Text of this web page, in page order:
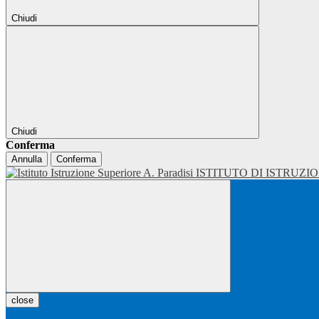
Chiudi
Chiudi
Conferma
Annulla Conferma
ISTITUTO DI
close